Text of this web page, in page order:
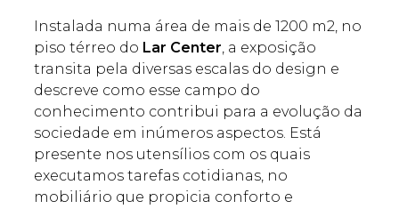
Instalada numa área de mais de 1200 m2, no
piso térreo do Lar Center, a exposição
transita pela diversas escalas do design e
descreve como esse campo do
conhecimento contribui para a evolução da
sociedade em inúmeros aspectos. Está
presente nos utensílios com os quais
executamos tarefas cotidianas, no
mobiliário que propicia conforto e